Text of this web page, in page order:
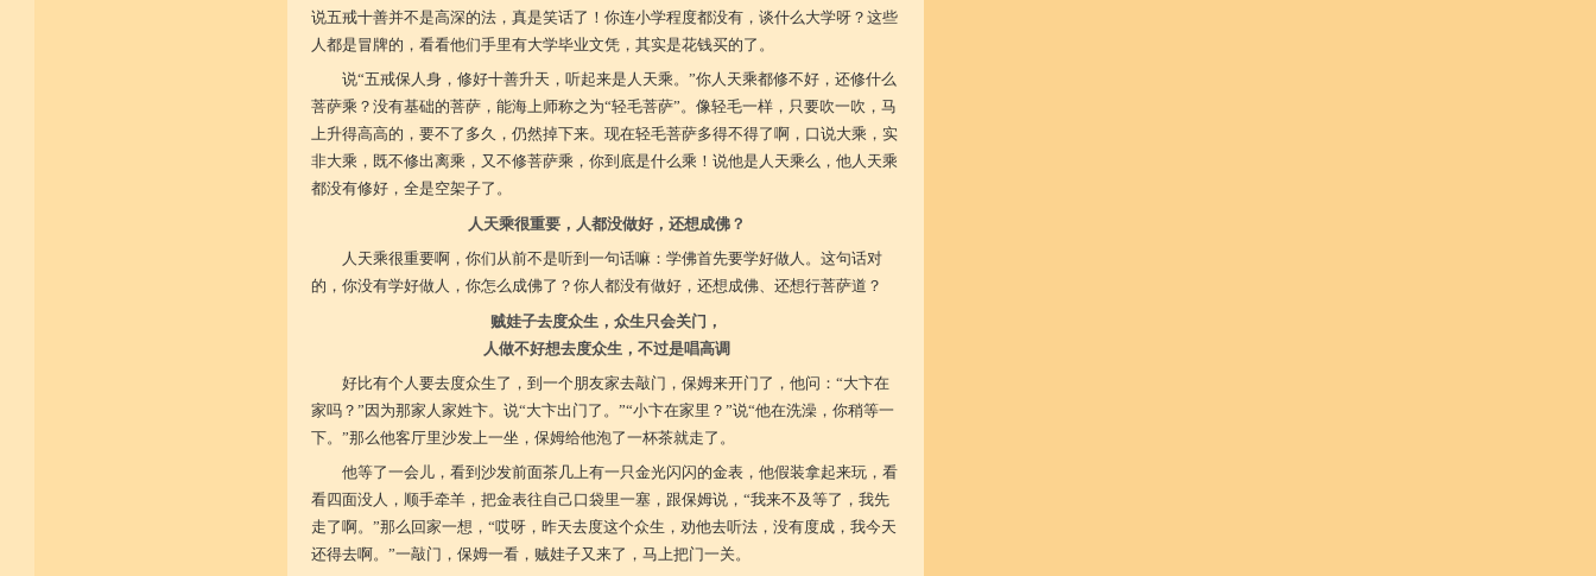
说五戒十善并不是高深的法，真是笑话了！你连小学程度都没有，谈什么大学呀？这些
人都是冒牌的，看看他们手里有大学毕业文凭，其实是花钱买的了。
说“五戒保人身，修好十善升天，听起来是人天乘。”你人天乘都修不好，还修什么
菩萨乘？没有基础的菩萨，能海上师称之为“轻毛菩萨”。像轻毛一样，只要吹一吹，马
上升得高高的，要不了多久，仍然掉下来。现在轻毛菩萨多得不得了啊，口说大乘，实
非大乘，既不修出离乘，又不修菩萨乘，你到底是什么乘！说他是人天乘么，他人天乘
都没有修好，全是空架子了。
人天乘很重要，人都没做好，还想成佛？
人天乘很重要啊，你们从前不是听到一句话嘛：学佛首先要学好做人。这句话对
的，你没有学好做人，你怎么成佛了？你人都没有做好，还想成佛、还想行菩萨道？
贼娃子去度众生，众生只会关门，
人做不好想去度众生，不过是唱高调
好比有个人要去度众生了，到一个朋友家去敲门，保姆来开门了，他问：“大卞在
家吗？”因为那家人家姓卞。说“大卞出门了。”“小卞在家里？”说“他在洗澡，你稍等一
下。”那么他客厅里沙发上一坐，保姆给他泡了一杯茶就走了。
他等了一会儿，看到沙发前面茶几上有一只金光闪闪的金表，他假装拿起来玩，看
看四面没人，顺手牵羊，把金表往自己口袋里一塞，跟保姆说，“我来不及等了，我先
走了啊。”那么回家一想，“哎呀，昨天去度这个众生，劝他去听法，没有度成，我今天
还得去啊。”一敲门，保姆一看，贼娃子又来了，马上把门一关。